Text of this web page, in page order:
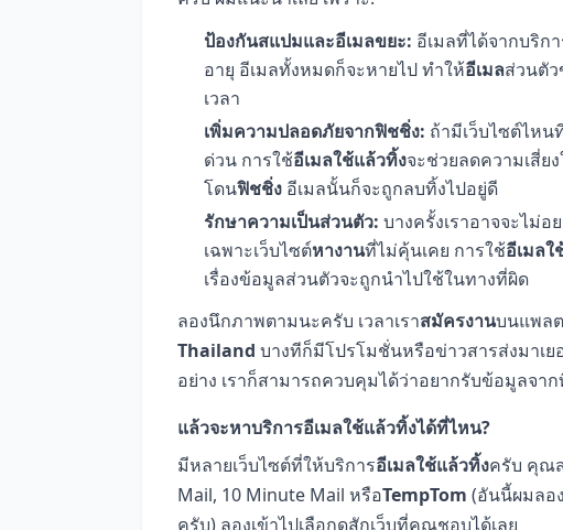
ป้องกันสแปมและอีเมลขยะ: อีเมลที่ได้จากบริก
อายุ อีเมลทั้งหมดก็จะหายไป ทำให้อีเมลส่วนตั
เวลา
เพิ่มความปลอดภัยจากฟิชชิ่ง: ถ้ามีเว็บไซต์ไห
ด่วน การใช้อีเมลใช้แล้วทิ้งจะช่วยลดความเสี่ย
โดนฟิชชิ่ง อีเมลนั้นก็จะถูกลบทิ้งไปอยู่ดี
รักษาความเป็นส่วนตัว: บางครั้งเราอาจจะไม่อย
เฉพาะเว็บไซต์หางานที่ไม่คุ้นเคย การใช้อีเมลใ
เรื่องข้อมูลส่วนตัวจะถูกนำไปใช้ในทางที่ผิด
ลองนึกภาพตามนะครับ เวลาเราสมัครงานบนแพล
Thailand บางทีก็มีโปรโมชั่นหรือข่าวสารส่งมาเย
อย่าง เราก็สามารถควบคุมได้ว่าอยากรับข้อมูลจา
แล้วจะหาบริการอีเมลใช้แล้วทิ้งได้ที่ไหน?
มีหลายเว็บไซต์ที่ให้บริการอีเมลใช้แล้วทิ้งครับ คุณ
Mail, 10 Minute Mail หรือTempTom (อันนี้ผมลอ
ครับ) ลองเข้าไปเลือกดูสักเว็บที่คุณชอบได้เลย